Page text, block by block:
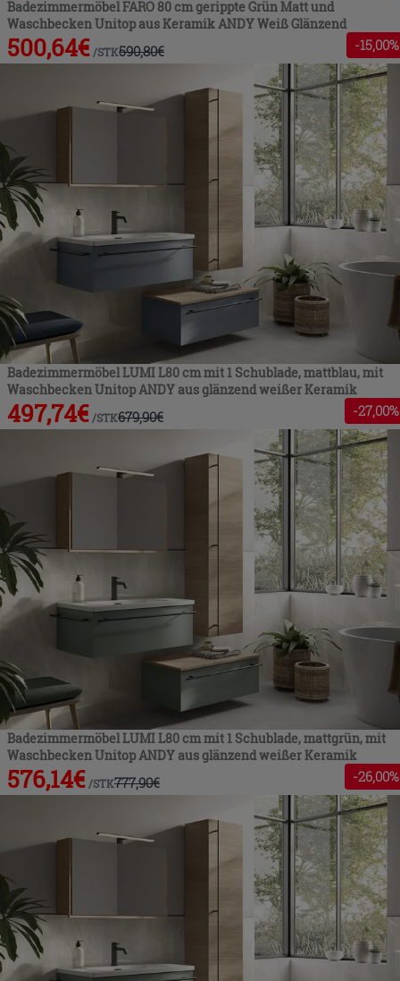
Badezimmermöbel FARO 80 cm gerippte Grün Matt und
Waschbecken Unitop aus Keramik ANDY Weiß Glänzend
500,64€ /STK590,80€ -15,00%
Badezimmermöbel LUMI L80 cm mit 1 Schublade, mattblau, mit
Waschbecken Unitop ANDY aus glänzend weißer Keramik
497,74€ /STK679,90€ -27,00%
Badezimmermöbel LUMI L80 cm mit 1 Schublade, mattgrün, mit
Waschbecken Unitop ANDY aus glänzend weißer Keramik
576,14€ /STK777,90€ -26,00%